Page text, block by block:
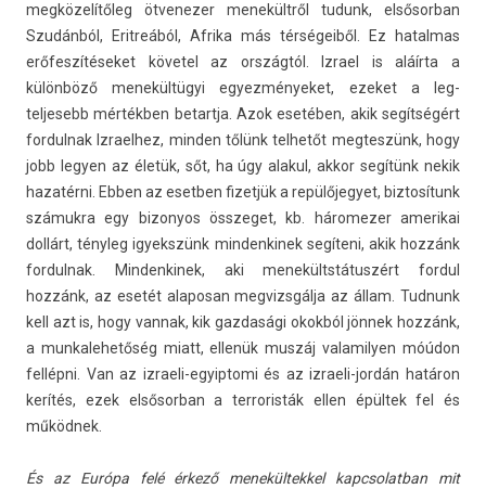
megközelítőleg ötvenez­er menekültről tudunk, el­sősor­ban
Szudánból, Erit­reából, Af­rika más térségeiből. Ez hatal­mas
erőfeszítéseket követel az országtól. Iz­rael is aláírta a
különböző menekültügyi egyez­ményeket, ezeket a leg­
teljesebb mértékben bet­artja. Azok esetében, akik segítségért
for­dulnak Iz­rael­hez, mind­en tőlünk tel­hetőt meg­teszünk, hogy
jobb legy­en az életük, sőt, ha úgy al­akul, akkor segítünk nekik
hazatérni. Ebben az esetb­en fizet­jük a re­pülőjegyet, bi­ztosítunk
számukra egy bi­zonyos összeget, kb. háromez­er amerikai
dollárt, tényleg igyekszünk min­denkinek segíteni, akik hozzánk
for­dulnak. Min­denkinek, aki menekültstátuszért for­dul
hozzánk, az esetét al­aposan meg­vizsgál­ja az állam. Tud­nunk
kell azt is, hogy van­nak, kik gaz­dasági okokból jönnek hozzánk,
a mun­kalehetőség miatt, ellenük muszáj valamily­en móúdon
fellépni. Van az izraeli-egyiptomi és az izraeli-jordán határon
kerítés, ezek el­sősor­ban a ter­roris­ták ellen épültek fel és
működnek.
És az Európa felé érkező menekül­tekkel kapcsolat­ban mit